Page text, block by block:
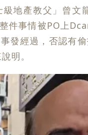
級地產教父」曾
件事情被PO上
發經過，否認有
明。